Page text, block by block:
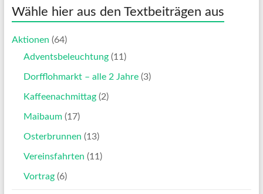
Wähle hier aus den Textbeiträgen aus
Aktionen (64)
Adventsbeleuchtung(11)
Dorfflohmarkt – alle 2 Jahre(3)
Kaffeenachmittag(2)
Maibaum(17)
Osterbrunnen (13)
Vereinsfahrten (11)
Vortrag(6)